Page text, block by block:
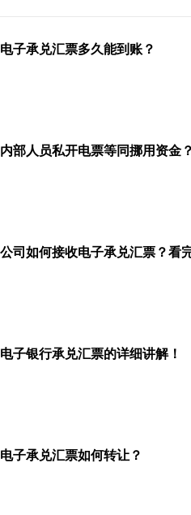
电子承兑汇票多久能到账？
内部人员私开电票等同挪用资金？
电子银行承兑汇票的详细讲解！
电子承兑汇票如何转让？